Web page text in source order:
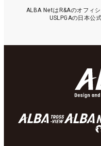
ALBA NetはR&Aのオフィ
USLPGAの日本公